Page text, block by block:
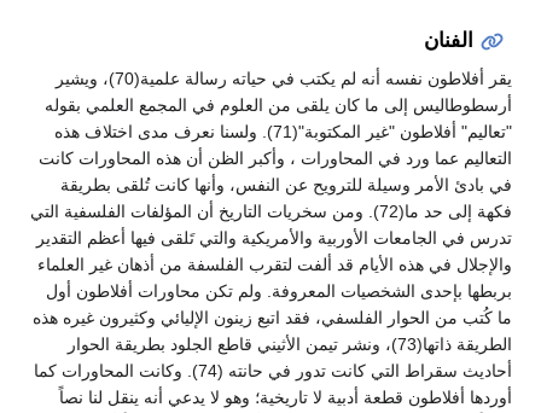
الفنان
يقر أفلاطون نفسه أنه لم يكتب في حياته رسالة علمية(70)، ويشير
أرسطوطاليس إلى ما كان يلقى من العلوم في المجمع العلمي بقوله
"تعاليم" أفلاطون "غير المكتوبة"(71). ولسنا نعرف مدى اختلاف هذه
التعاليم عما ورد في المحاورات ، وأكبر الظن أن هذه المحاورات كانت
في بادئ الأمر وسيلة للترويح عن النفس، وأنها كانت تُلقى بطريقة
فكهة إلى حد ما(72). ومن سخريات التاريخ أن المؤلفات الفلسفية التي
تدرس في الجامعات الأوربية والأمريكية والتي تَلقى فيها أعظم التقدير
والإجلال في هذه الأيام قد ألفت لتقرب الفلسفة من أذهان غير العلماء
بربطها بإحدى الشخصيات المعروفة. ولم تكن محاورات أفلاطون أول
ما كُتب من الحوار الفلسفي، فقد اتبع زينون الإليائي وكثيرون غيره هذه
الطريقة ذاتها(73)، ونشر تيمن الأثيني قاطع الجلود بطريقة الحوار
أحاديث سقراط التي كانت تدور في حانته (74). وكانت المحاورات كما
أوردها أفلاطون قطعة أدبية لا تاريخية؛ وهو لا يدعي أنه ينقل لنا نصاً